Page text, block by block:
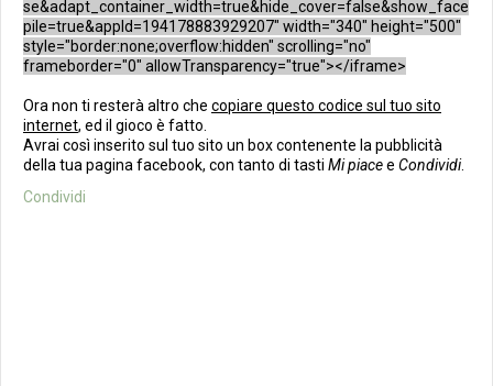
se&adapt_container_width=true&hide_cover=false&show_face
pile=true&appId=194178883929207" width="340" height="500"
style="border:none;overflow:hidden" scrolling="no"
frameborder="0" allowTransparency="true"></iframe>
Ora non ti resterà altro che copiare questo codice sul tuo sito
internet, ed il gioco è fatto.
Avrai così inserito sul tuo sito un box contenente la pubblicità
della tua pagina facebook, con tanto di tasti Mi piacee Condividi.
Condividi